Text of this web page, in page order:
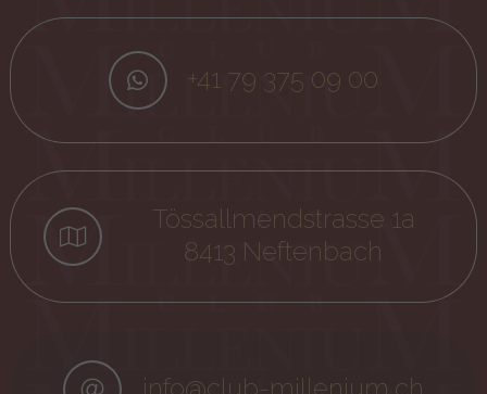
+41 79 375 09 00
Tössallmendstrasse 1a
8413 Neftenbach